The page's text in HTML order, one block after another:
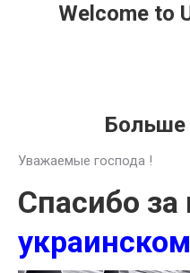
Welcome to
Больше
Уважаемые господа !
Спасибо